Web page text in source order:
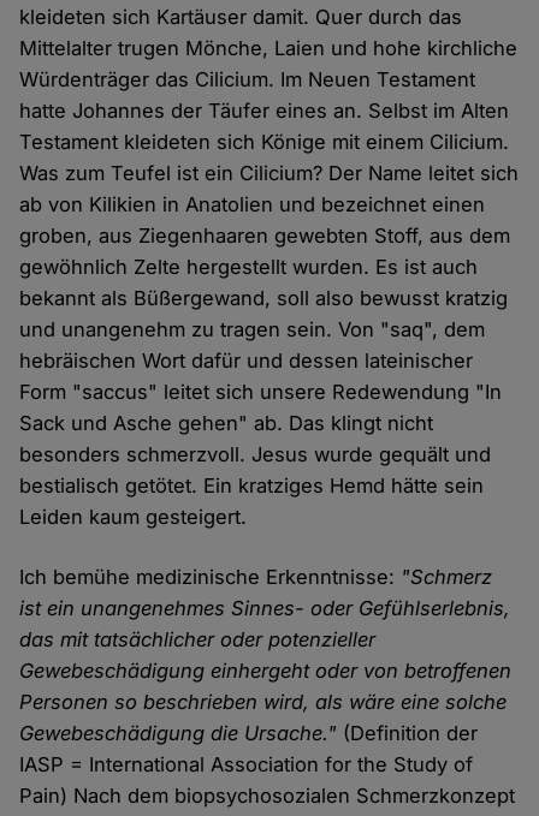
kleideten sich Kartäuser damit. Quer durch das
Mittelalter trugen Mönche, Laien und hohe kirchliche
Würdenträger das Cilicium. Im Neuen Testament
hatte Johannes der Täufer eines an. Selbst im Alten
Testament kleideten sich Könige mit einem Cilicium.
Was zum Teufel ist ein Cilicium? Der Name leitet sich
ab von Kilikien in Anatolien und bezeichnet einen
groben, aus Ziegenhaaren gewebten Stoff, aus dem
gewöhnlich Zelte hergestellt wurden. Es ist auch
bekannt als Büßergewand, soll also bewusst kratzig
und unangenehm zu tragen sein. Von "saq", dem
hebräischen Wort dafür und dessen lateinischer
Form "saccus" leitet sich unsere Redewendung "In
Sack und Asche gehen" ab. Das klingt nicht
besonders schmerzvoll. Jesus wurde gequält und
bestialisch getötet. Ein kratziges Hemd hätte sein
Leiden kaum gesteigert.
Ich bemühe medizinische Erkenntnisse: "Schmerz
ist ein unangenehmes Sinnes- oder Gefühlserlebnis,
das mit tatsächlicher oder potenzieller
Gewebeschädigung einhergeht oder von betroffenen
Personen so beschrieben wird, als wäre eine solche
Gewebeschädigung die Ursache." (Definition der
IASP = International Association for the Study of
Pain) Nach dem biopsychosozialen Schmerzkonzept